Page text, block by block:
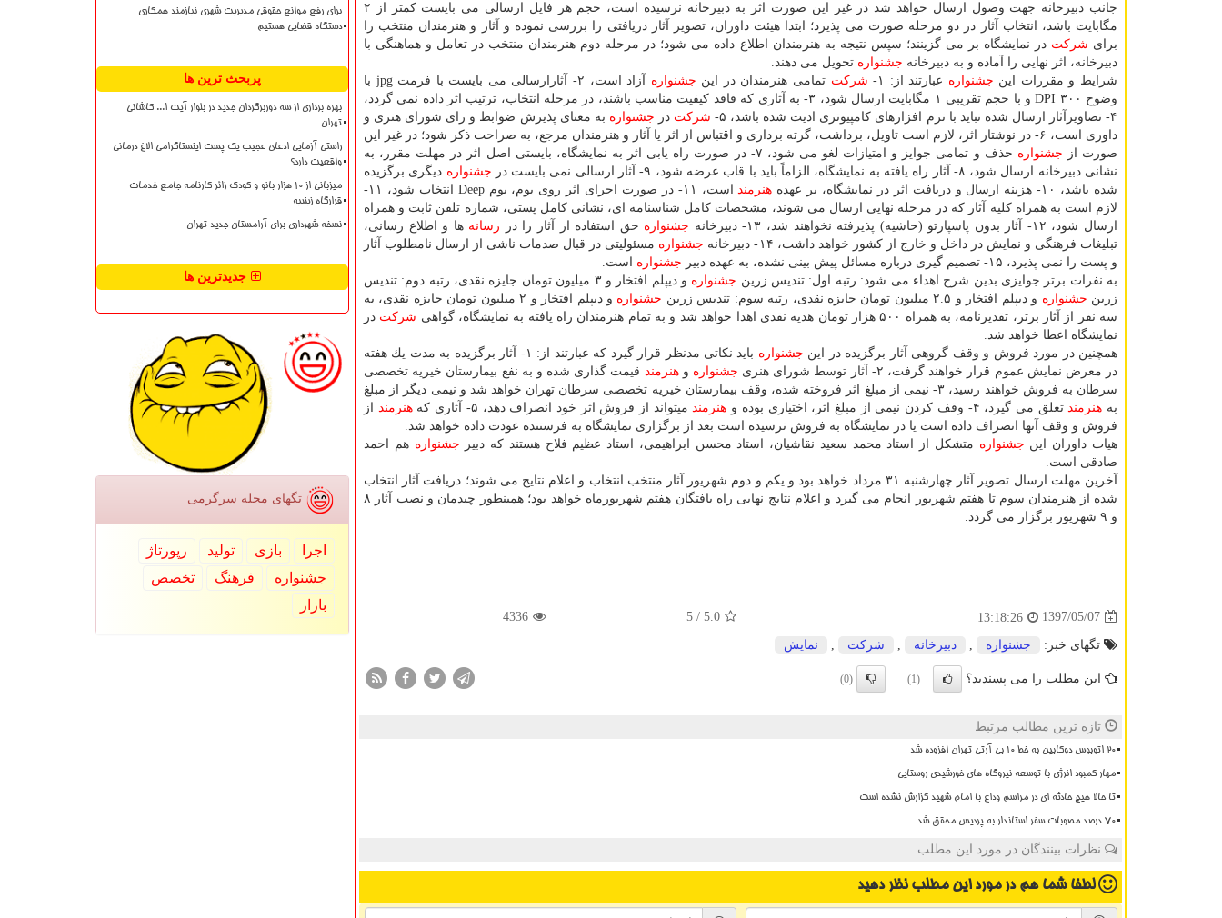
جانب دبیرخانه جهت وصول ارسال خواهد شد در غیر این صورت اثر به دبیرخانه نرسیده است، حجم هر فایل ارسالی می بایست كمتر از ۲
مگابایت باشد، انتخاب آثار در دو مرحله صورت می پذیرد؛ ابتدا هیئت داوران، تصویر آثار دریافتی را بررسی نموده و آثار و هنرمندان منتخب را
برای شركت در نمایشگاه بر می گزینند؛ سپس نتیجه به هنرمندان اطلاع داده می شود؛ در مرحله دوم هنرمندان منتخب در تعامل و هماهنگی با
دبیرخانه، اثر نهایی را آماده و به دبیرخانه جشنواره تحویل می دهند.
شرایط و مقررات این جشنواره عبارتند از: ۱- شركت تمامی هنرمندان در این جشنواره
آزاد است، ۲- آثارارسالی می بایست با فرمت jpg با
وضوح ۳۰۰ DPI و با حجم تقریبی ۱ مگابایت ارسال شود، ۳- به آثاری كه فاقد كیفیت مناسب باشند، در مرحله انتخاب، ترتیب اثر داده نمی گردد،
۴- تصاویرآثار ارسال شده نباید با نرم افزارهای كامپیوتری ادیت شده باشد، ۵-
شركت در جشنواره به معنای پذیرش ضوابط و رای شورای هنری و
داوری است، ۶- در نوشتار اثر، لازم است تاویل، برداشت، گرته برداری و اقتباس از اثر یا آثار و هنرمندان مرجع، به صراحت ذكر شود؛ در غیر این
صورت از جشنواره
حذف و تمامی جوایز و امتیازات لغو می شود، ۷- در صورت راه یابی اثر به نمایشگاه، بایستی اصل اثر در مهلت مقرر، به
نشانی دبیرخانه ارسال شود، ۸- آثار راه یافته به نمایشگاه، الزاماً باید با قاب عرضه شود، ۹- آثار ارسالی نمی بایست در
جشنواره دیگری برگزیده
شده باشد، ۱۰- هزینه ارسال و دریافت اثر در نمایشگاه، بر عهده
هنرمند
است، ۱۱- در صورت اجرای اثر روی بوم، بوم Deep انتخاب شود، ۱۱-
لازم است به همراه كلیه آثار كه در مرحله نهایی ارسال می شوند، مشخصات كامل شناسنامه ای، نشانی كامل پستی، شماره تلفن ثابت و همراه
ارسال شود، ۱۲- آثار بدون پاسپارتو (حاشیه) پذیرفته نخواهند شد، ۱۳- دبیرخانه
جشنواره حق استفاده از آثار را در رسانه ها و اطلاع رسانی،
تبلیغات فرهنگی و نمایش در داخل و خارج از كشور خواهد داشت، ۱۴- دبیرخانه
جشنواره مسئولیتی در قبال صدمات ناشی از ارسال نامطلوب آثار
و پست را نمی پذیرد، ۱۵- تصمیم گیری درباره مسائل پیش بینی نشده، به عهده دبیر
جشنواره است.
به نفرات برتر جوایزی بدین شرح اهداء می شود: رتبه اول: تندیس زرین جشنواره
و دیپلم افتخار و ۳ میلیون تومان جایزه نقدی، رتبه دوم: تندیس
زرین جشنواره و دیپلم افتخار و ۲.۵ میلیون تومان جایزه نقدی، رتبه سوم: تندیس زرین جشنواره
و دیپلم افتخار و ۲ میلیون تومان جایزه نقدی، به
سه نفر از آثار برتر، تقدیرنامه، به همراه ۵۰۰ هزار تومان هدیه نقدی اهدا خواهد شد و به تمام هنرمندان راه یافته به نمایشگاه، گواهی
شركت در
نمایشگاه اعطا خواهد شد.
همچنین در مورد فروش و وقف گروهی آثار برگزیده در این جشنواره
باید نكاتی مدنظر قرار گیرد كه عبارتند از: ۱- آثار برگزیده به مدت یك هفته
در معرض نمایش عموم قرار خواهند گرفت، ۲- آثار توسط شورای هنری
جشنواره وهنرمند قیمت گذاری شده و به نفع بیمارستان خیریه تخصصی
سرطان به فروش خواهند رسید، ۳- نیمی از مبلغ اثر فروخته شده، وقف بیمارستان خیریه تخصصی سرطان تهران خواهد شد و نیمی دیگر از مبلغ
به هنرمندتعلق می گیرد، ۴- وقف كردن نیمی از مبلغ اثر، اختیاری بوده و هنرمندمیتواند از فروش اثر خود انصراف دهد، ۵- آثاری كه هنرمند از
فروش و وقف آنها انصراف داده است یا در نمایشگاه به فروش نرسیده است بعد از برگزاری نمایشگاه به فرستنده عودت داده خواهد شد.
هیات داوران این جشنواره متشكل از استاد محمد سعید نقاشیان، استاد محسن ابراهیمی، استاد عظیم فلاح هستند كه دبیر جشنواره هم احمد
صادقی است.
آخرین مهلت ارسال تصویر آثار چهارشنبه ۳۱ مرداد خواهد بود و یكم و دوم شهریور آثار منتخب انتخاب و اعلام نتایج می شوند؛ دریافت آثار انتخاب
شده از هنرمندان سوم تا هفتم شهریور انجام می گیرد و اعلام نتایج نهایی راه یافتگان هفتم شهریورماه خواهد بود؛ همینطور چیدمان و نصب آثار ۸
و ۹ شهریور برگزار می گردد.
1397/05/07
13:18:26
5.0
/ 5
4336
تگهای خبر: جشنواره دبیرخانه شركت نمایش
این مطلب را می پسندید؟ (1)
(0)
تازه ترین مطالب مرتبط
20 اتوبوس دوکابین به خط 10 بی آرتی تهران افزوده شد
مهار کمبود انرژی با توسعه نیروگاه های خورشیدی روستایی
تا حالا هیچ حادثه ای در مراسم وداع با امام شهید گزارش نشده است
۷۰ درصد مصوبات سفر استاندار به پردیس محقق شد
نظرات بینندگان در مورد این مطلب
لطفا شما همدر مورد این مطلب نظر دهید
برای رفع موانع حقوقی مدیریت شهری نیازمند همکاری
دستگاه قضایی هستیم
پربحث ترین ها
بهره برداری از سه دوربرگردان جدید در بلوار آیت ا... کاشانی
تهران
راستی آزمایی ادعای عجیب یک پست اینستاگرامی الاغ درمانی
واقعیت دارد؟
میزبانی از ۱۰ هزار بانو و کودک زائر کارنامه جامع خدمات
قرارگاه زینبیه
نسخه شهرداری برای آرامستان جدید تهران
جدیدترین ها
تگهای مجله سرگرمی
اجرا بازی تولید
رپورتاژ
جشنواره
فرهنگ
تخصص
بازار